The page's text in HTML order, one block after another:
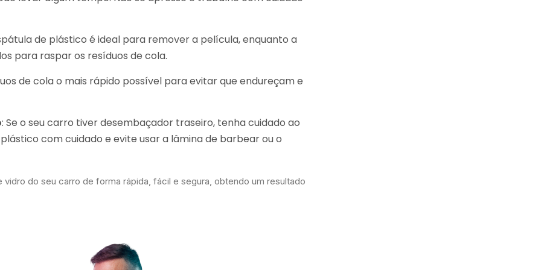
de plástico é ideal para remover a película, enquanto a
para raspar os resíduos de cola.
de cola o mais rápido possível para evitar que endureçam e
: Se o seu carro tiver desembaçador traseiro, tenha cuidado ao
com cuidado e evite usar a lâmina de barbear ou o
do seu carro de forma rápida, fácil e segura, obtendo um resultado